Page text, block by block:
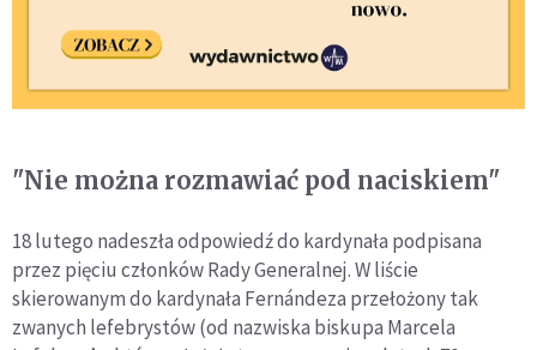
"Nie można rozmawiać pod naciskiem"
18 lutego nadeszła odpowiedź do kardynała podpisana
przez pięciu członków Rady Generalnej. W liście
skierowanym do kardynała Fernándeza przełożony tak
zwanych lefebrystów (od nazwiska biskupa Marcela